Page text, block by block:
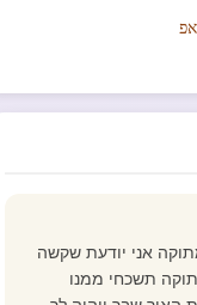
אני יודעת שקשה
תשכחי ממנו